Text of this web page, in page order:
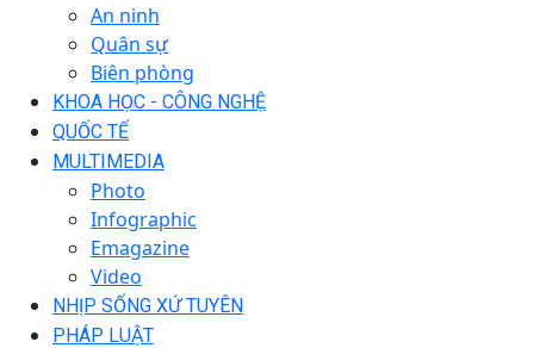
An ninh
Quân sự
Biên phòng
KHOA HỌC - CÔNG NGHỆ
QUỐC TẾ
MULTIMEDIA
Photo
Infographic
Emagazine
Video
NHỊP SỐNG XỨ TUYÊN
PHÁP LUẬT